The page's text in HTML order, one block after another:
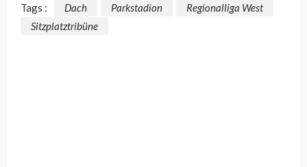
Tags : Dach Parkstadion
Regionalliga West
Sitzplatztribüne